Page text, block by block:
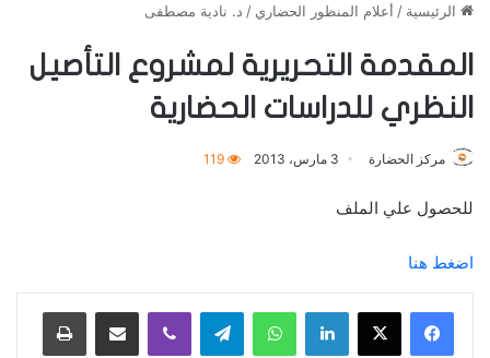
الرئيسية / أعلام المنظور الحضاري / د. نادية مصطفى
المقدمة التحريرية لمشروع التأصيل
النظري للدراسات الحضارية
مركز الحضارة 3 مارس، 2013 119
للحصول علي الملف
اضغط هنا
لينكدإن واتساب